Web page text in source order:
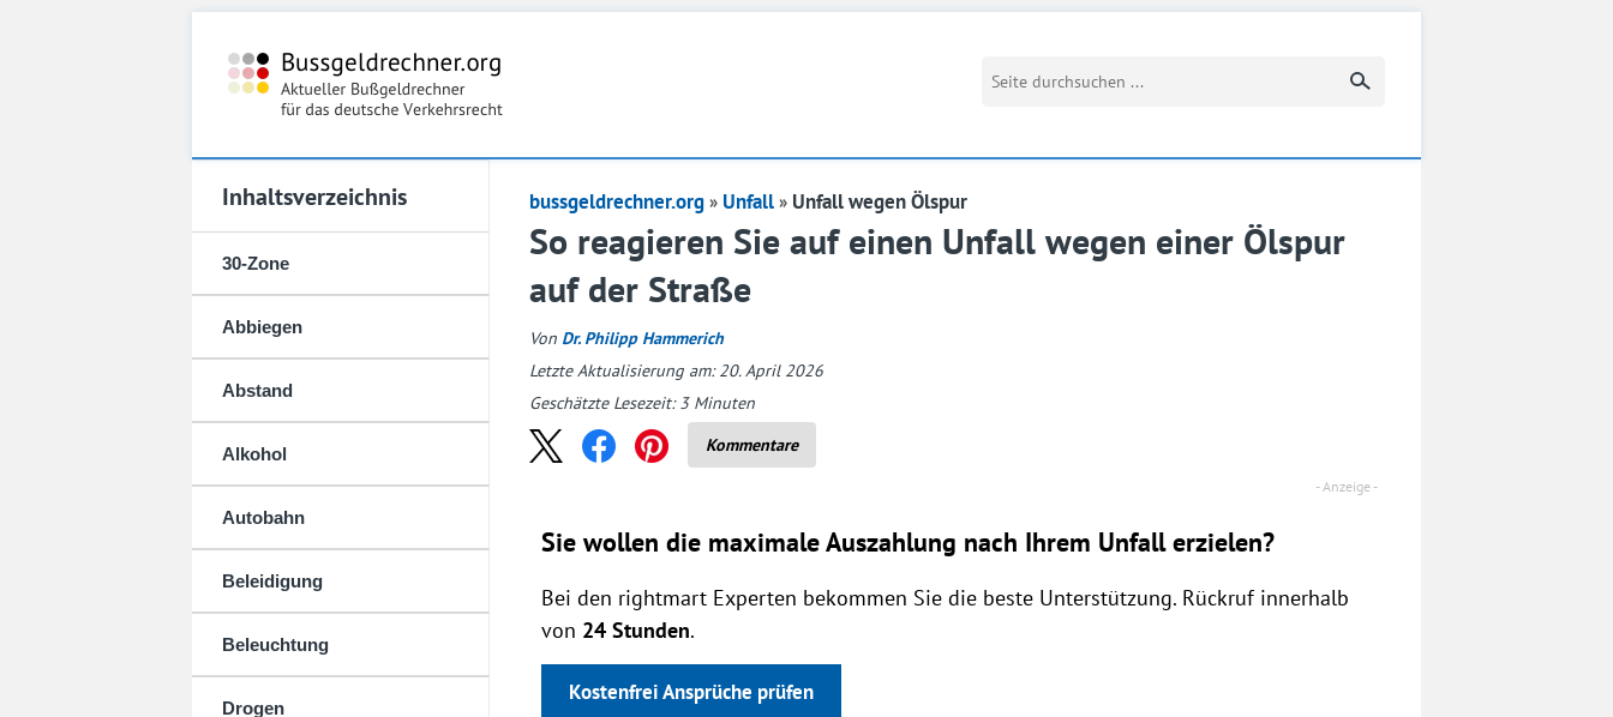
Suchbegriff eingeben
Inhaltsverzeichnis
30-Zone
Abbiegen
Abstand
Alkohol
Autobahn
Beleidigung
Beleuchtung
Drogen
bussgeldrechner.org Unfall Unfall wegen Ölspur
So reagieren Sie auf einen Unfall wegen einer Ölspur
auf der Straße
Von Dr. Philipp Hammerich
Letzte Aktualisierung am: 20. April 2026
Geschätzte Lesezeit:3 Minuten
Kommentare
Sie wollen die maximale Auszahlung nach Ihrem Unfall erzielen?
Bei den rightmart Experten bekommen Sie die beste Unterstützung. Rückruf innerhalb
von 24 Stunden.
Kostenfrei Ansprüche prüfen